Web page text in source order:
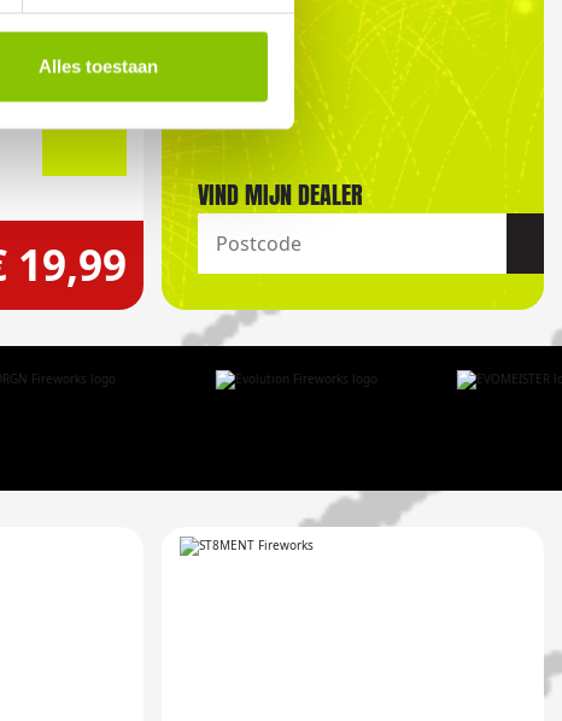
Alles toestaan
19,99
VIND MIJN DEALER